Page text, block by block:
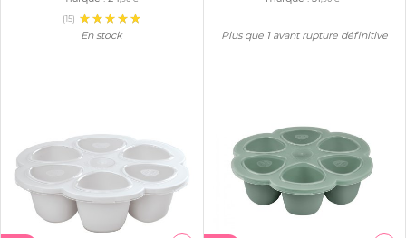
(15)
En stock Plus que 1 avant rupture définitive